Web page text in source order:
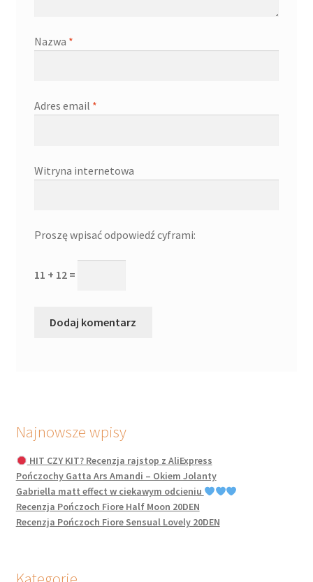
Nazwa *
Adres email *
Witryna internetowa
Proszę wpisać odpowiedź cyframi:
11 + 12 =
Najnowsze wpisy
HIT CZY KIT? Recenzja rajstop z AliExpress
Pończochy Gatta Ars Amandi – Okiem Jolanty
Gabriella matt effect w ciekawym odcieniu
Recenzja Pończoch Fiore Half Moon 20DEN
Recenzja Pończoch Fiore Sensual Lovely 20DEN